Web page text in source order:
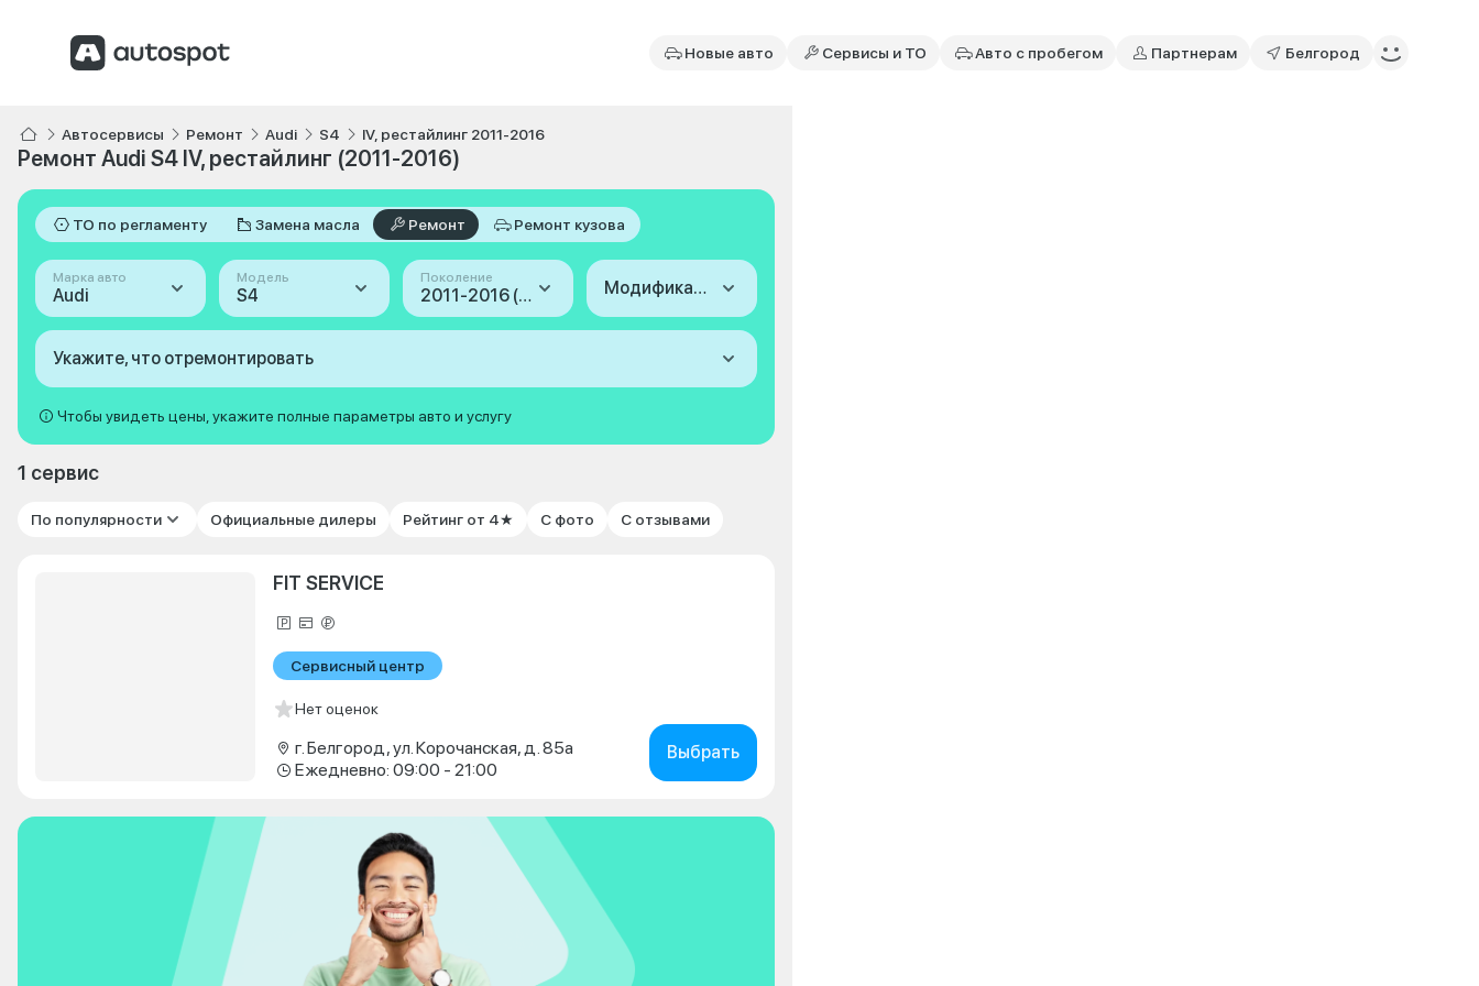
Новые авто Сервисы и ТО Авто с пробегом Партнерам Белгород
Автосервисы Ремонт Audi S4 IV, рестайлинг 2011-2016
Ремонт Audi S4 IV, рестайлинг (2011-2016)
ТО по регламенту Замена масла Ремонт Ремонт кузова
Марка авто
Audi
Модель
S4
Поколение
2011-2016 (IV, рестайлинг) Модификация
Укажите, что отремонтировать
Чтобы увидеть цены, укажите полные параметры авто и услугу
1 сервис
По популярности Официальные дилеры Рейтинг от 4★ С фото С отзывами
FIT SERVICE
Сервисный центр
Нет оценок
г. Белгород, ул. Корочанская, д. 85а
Ежедневно: 09:00 - 21:00
Выбрать